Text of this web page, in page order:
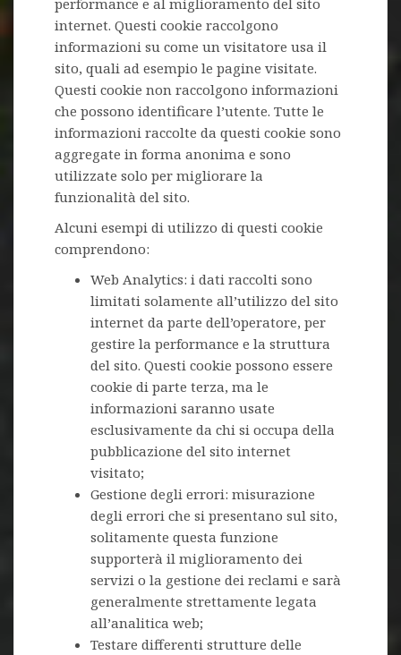
performance e al miglioramento del sito
internet. Questi cookie raccolgono
informazioni su come un visitatore usa il
sito, quali ad esempio le pagine visitate.
Questi cookie non raccolgono informazioni
che possono identificare l’utente. Tutte le
informazioni raccolte da questi cookie sono
aggregate in forma anonima e sono
utilizzate solo per migliorare la
funzionalità del sito.
Alcuni esempi di utilizzo di questi cookie
comprendono:
Web Analytics: i dati raccolti sono
limitati solamente all’utilizzo del sito
internet da parte dell’operatore, per
gestire la performance e la struttura
del sito. Questi cookie possono essere
cookie di parte terza, ma le
informazioni saranno usate
esclusivamente da chi si occupa della
pubblicazione del sito internet
visitato;
Gestione degli errori: misurazione
degli errori che si presentano sul sito,
solitamente questa funzione
supporterà il miglioramento dei
servizi o la gestione dei reclami e sarà
generalmente strettamente legata
all’analitica web;
Testare differenti strutture delle